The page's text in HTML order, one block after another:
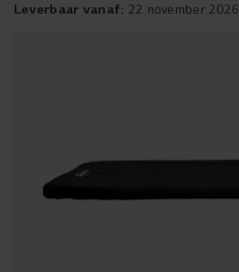
Leverbaar vanaf: 22 november 2026